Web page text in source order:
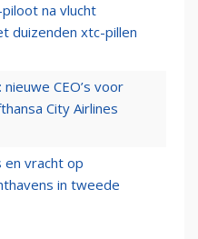
na vlucht
duizenden xtc-pillen
CEO’s voor
City Airlines
en vracht op
in tweede